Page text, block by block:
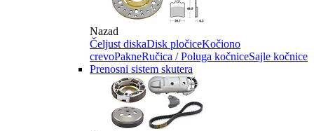
Nazad
Čeljust diskaDisk pločiceKočiono
crevoPakneRučica / Poluga kočniceSajle kočnice
Prenosni sistem skutera